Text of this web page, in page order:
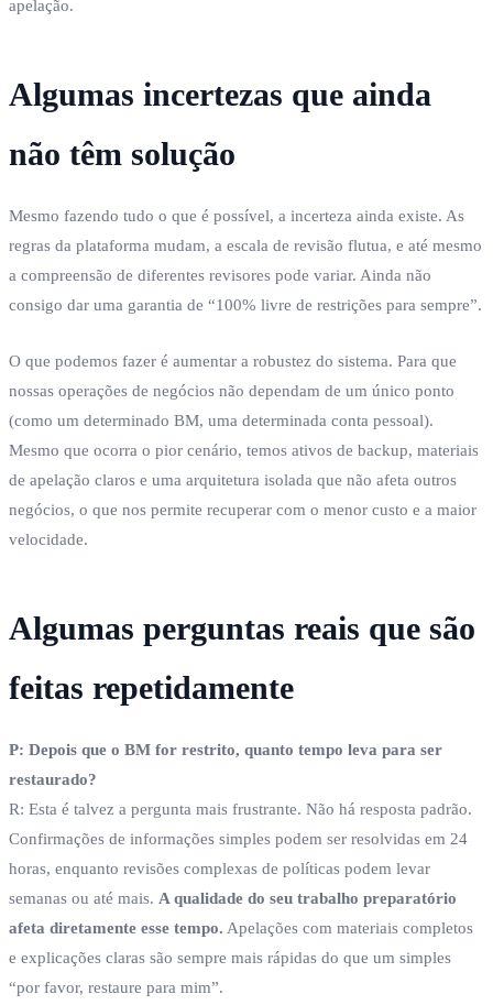
apelação.
Algumas incertezas que ainda
não têm solução
Mesmo fazendo tudo o que é possível, a incerteza ainda existe. As
regras da plataforma mudam, a escala de revisão flutua, e até mesmo
a compreensão de diferentes revisores pode variar. Ainda não
consigo dar uma garantia de “100% livre de restrições para sempre”.
O que podemos fazer é aumentar a robustez do sistema. Para que
nossas operações de negócios não dependam de um único ponto
(como um determinado BM, uma determinada conta pessoal).
Mesmo que ocorra o pior cenário, temos ativos de backup, materiais
de apelação claros e uma arquitetura isolada que não afeta outros
negócios, o que nos permite recuperar com o menor custo e a maior
velocidade.
Algumas perguntas reais que são
feitas repetidamente
P: Depois que o BM for restrito, quanto tempo leva para ser
restaurado?
R: Esta é talvez a pergunta mais frustrante. Não há resposta padrão.
Confirmações de informações simples podem ser resolvidas em 24
horas, enquanto revisões complexas de políticas podem levar
semanas ou até mais. A qualidade do seu trabalho preparatório
afeta diretamente esse tempo. Apelações com materiais completos
e explicações claras são sempre mais rápidas do que um simples
“por favor, restaure para mim”.